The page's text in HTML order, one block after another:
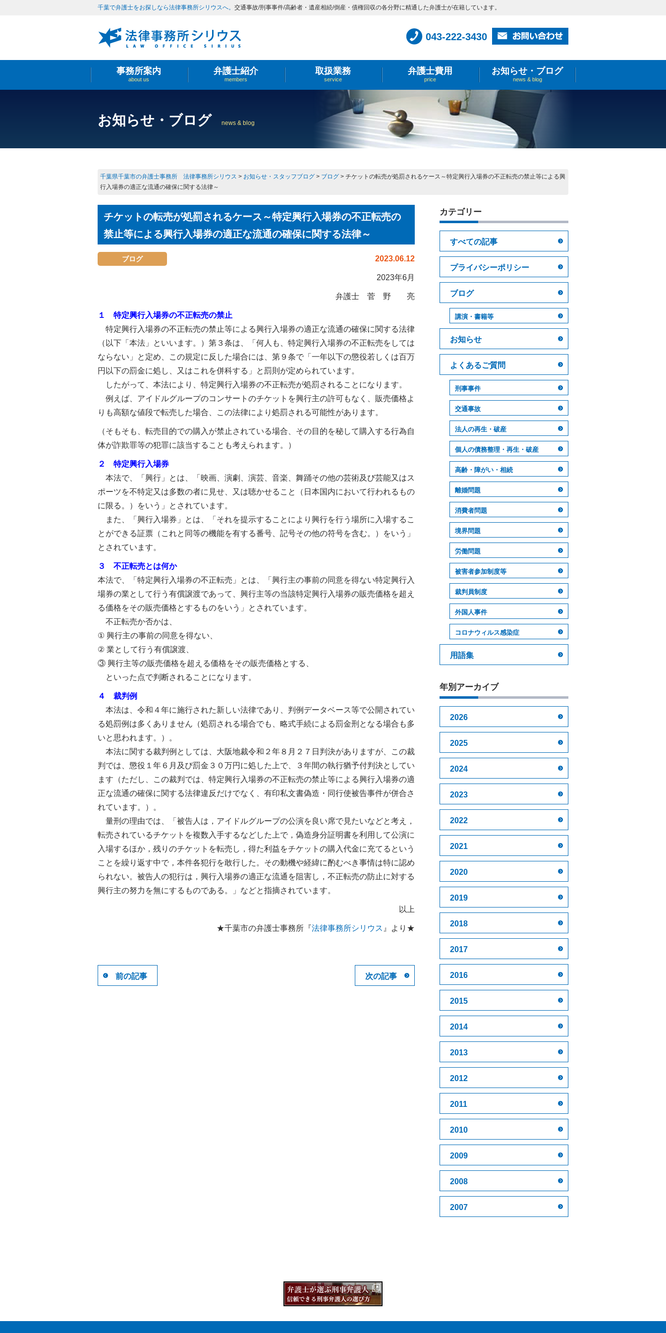
千葉で弁護士をお探しなら法律事務所シリウスへ。 交通事故/刑事事件/高齢者・遺産相続/倒産・債権回収の各分野に精通した弁護士が在籍しています。
043-222-3430
事務所案内
about us
弁護士紹介
members
取扱業務
service
弁護士費用
price
お知らせ・ブログ
news & blog
お知らせ・ブログ news & blog
千葉県千葉市の弁護士事務所 法律事務所シリウス > お知らせ・スタッフブログ > ブログ > チケットの転売が処罰されるケース～特定興行入場券の不正転売の禁止等による興
行入場券の適正な流通の確保に関する法律～
チケットの転売が処罰されるケース～特定興行入場券の不正転売の
禁止等による興行入場券の適正な流通の確保に関する法律～
2023.06.12
ブログ
2023年6月
弁護士 菅 野 亮
１ 特定興行入場券の不正転売の禁止
特定興行入場券の不正転売の禁止等による興行入場券の適正な流通の確保に関する法律
（以下「本法」といいます。）第３条は、「何人も、特定興行入場券の不正転売をしては
ならない」と定め、この規定に反した場合には、第９条で「一年以下の懲役若しくは百万
円以下の罰金に処し、又はこれを併科する」と罰則が定められています。
したがって、本法により、特定興行入場券の不正転売が処罰されることになります。
例えば、アイドルグループのコンサートのチケットを興行主の許可もなく、販売価格よ
りも高額な値段で転売した場合、この法律により処罰される可能性があります。
（そもそも、転売目的での購入が禁止されている場合、その目的を秘して購入する行為自
体が詐欺罪等の犯罪に該当することも考えられます。）
２ 特定興行入場券
本法で、「興行」とは、「映画、演劇、演芸、音楽、舞踊その他の芸術及び芸能又はス
ポーツを不特定又は多数の者に見せ、又は聴かせること（日本国内において行われるもの
に限る。）をいう」とされています。
また、「興行入場券」とは、「それを提示することにより興行を行う場所に入場するこ
とができる証票（これと同等の機能を有する番号、記号その他の符号を含む。）をいう」
とされています。
３ 不正転売とは何か
本法で、「特定興行入場券の不正転売」とは、「興行主の事前の同意を得ない特定興行入
場券の業として行う有償譲渡であって、興行主等の当該特定興行入場券の販売価格を超え
る価格をその販売価格とするものをいう」とされています。
不正転売か否かは、
① 興行主の事前の同意を得ない、
② 業として行う有償譲渡、
③ 興行主等の販売価格を超える価格をその販売価格とする、
といった点で判断されることになります。
４ 裁判例
本法は、令和４年に施行された新しい法律であり、判例データベース等で公開されてい
る処罰例は多くありません（処罰される場合でも、略式手続による罰金刑となる場合も多
いと思われます。）。
本法に関する裁判例としては、大阪地裁令和２年８月２７日判決がありますが、この裁
判では、懲役１年６月及び罰金３０万円に処した上で、３年間の執行猶予付判決としてい
ます（ただし、この裁判では、特定興行入場券の不正転売の禁止等による興行入場券の適
正な流通の確保に関する法律違反だけでなく、有印私文書偽造・同行使被告事件が併合さ
れています。）。
量刑の理由では、「被告人は，アイドルグループの公演を良い席で見たいなどと考え，
転売されているチケットを複数入手するなどした上で，偽造身分証明書を利用して公演に
入場するほか，残りのチケットを転売し，得た利益をチケットの購入代金に充てるという
ことを繰り返す中で，本件各犯行を敢行した。その動機や経緯に酌むべき事情は特に認め
られない。被告人の犯行は，興行入場券の適正な流通を阻害し，不正転売の防止に対する
興行主の努力を無にするものである。」などと指摘されています。
以上
★千葉市の弁護士事務所『法律事務所シリウス 』より★
前の記事 次の記事
カテゴリー
すべての記事
プライバシーポリシー
ブログ
講演・書籍等
お知らせ
よくあるご質問
刑事事件
交通事故
法人の再生・破産
個人の債務整理・再生・破産
高齢・障がい・相続
離婚問題
消費者問題
境界問題
労働問題
被害者参加制度等
裁判員制度
外国人事件
コロナウィルス感染症
用語集
年別アーカイブ
2026
2025
2024
2023
2022
2021
2020
2019
2018
2017
2016
2015
2014
2013
2012
2011
2010
2009
2008
2007